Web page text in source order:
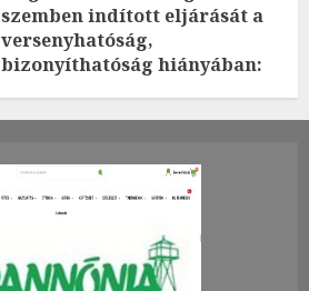
szemben indított eljárását a
versenyhatóság,
bizonyíthatóság hiányában:
2026.JÚLIUS.23. CSÜTÖRTÖK.
0